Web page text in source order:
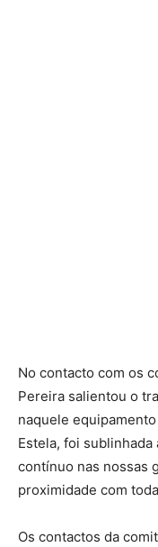
No contacto com os
Pereira salientou o
naquele
Estela, foi
contínuo nas nossas
proximidade com
Os contactos da